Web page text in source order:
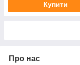
Купити
Про нас